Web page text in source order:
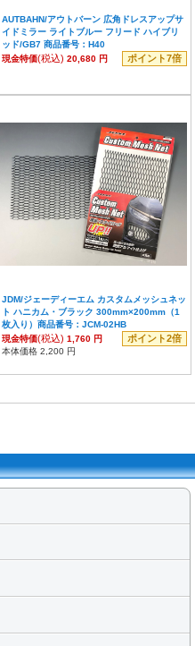
AUTBAHN/アウトバーン 広角ドレスアップサ
イドミラー ライトブルー フリード ハイブリ
ッド/GB7 商品番号：H40
現金特価(税込) 20,680 円 ポイント7倍
JDM/ジェーディーエム カスタムメッシュネッ
ト ハニカム・ブラック 300mm×200mm（1
枚入り）商品番号：JCM-02HB
現金特価(税込) 1,760 円 ポイント2倍
本体価格 2,200 円